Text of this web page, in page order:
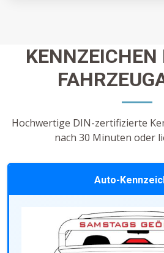
KENNZEICHEN
Hochwertige DIN-zertifizierte
nach 30 Minuten oder
Auto-